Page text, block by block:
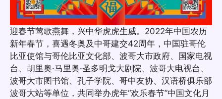
迎春节莺歌燕舞，兴中华虎虎生威。2022年中国农历
新年春节，喜遇冬奥及中哥建交42周年，中国驻哥伦
比亚使馆与哥伦比亚文化部、波哥大市政府、国家电视
台、胡里奥·马里奥·圣多明戈大剧院、波哥大电视台、
波哥大市图书馆、孔子学院、哥中友协、汉语桥俱乐部
波哥大站等单位，共同举办虎年“欢乐春节”中国文化月